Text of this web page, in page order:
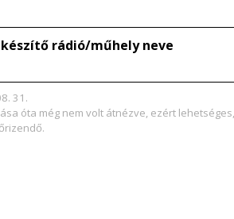
rádió/műhely neve
31.
óta még nem volt átnézve, ezért